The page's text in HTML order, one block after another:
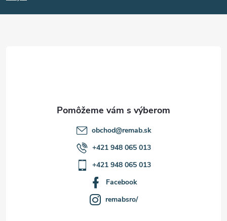
y
obchod@remab.sk
+421 948 065 013
+421 948 065 013
Facebook
remabsro/